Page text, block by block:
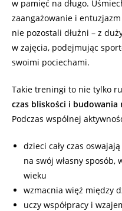
w pamięć na długo.
zaangażowanie i
nie pozostali dłużni – z
w zajęcia, podejmując
swoimi pociechami.
Takie treningi to nie tylko
czas bliskości i budowania
Podczas wspólnej
dzieci cały czas
na swój własny
wieku
wzmacnia więź między
uczy współpracy i